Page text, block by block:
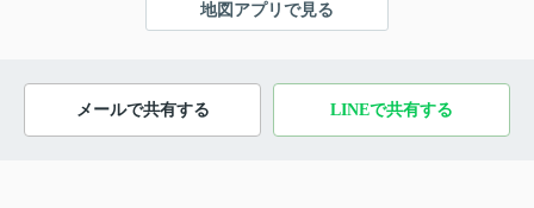
地図アプリで見る
メールで共有する LINEで共有する